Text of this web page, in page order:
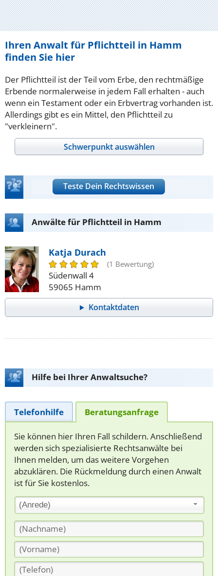
Ihren Anwalt für Pflichtteil in Hamm
finden Sie hier
Der Pflichtteil ist der Teil vom Erbe, den rechtmäßige
Erbende normalerweise in jedem Fall erhalten - auch
wenn ein Testament oder ein Erbvertrag vorhanden ist.
Allerdings gibt es ein Mittel, den Pflichtteil zu
"verkleinern".
Schwerpunkt auswählen
Teste Dein Rechtswissen
Anwälte für Pflichtteil in Hamm
Katja Durach
(1 Bewertung)
Südenwall 4
59065 Hamm
Kontaktdaten
Hilfe bei Ihrer Anwaltsuche?
Telefonhilfe Beratungsanfrage
Sie können hier Ihren Fall schildern. Anschließend
werden sich spezialisierte Rechtsanwälte bei
Ihnen melden, um das weitere Vorgehen
abzuklären. Die Rückmeldung durch einen Anwalt
ist für Sie kostenlos.
(Anrede)